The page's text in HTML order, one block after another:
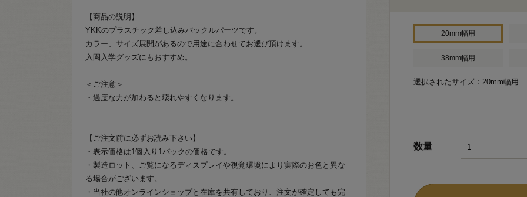
【商品の説明】
YKKのプラスチック差し込みバックルパーツです。
カラー、サイズ展開があるので用途に合わせてお選び頂けます。
入園入学グッズにもおすすめ。
＜ご注意＞
・過度な力が加わると壊れやすくなります。
【ご注文前に必ずお読み下さい】
・表示価格は1個入り1パックの価格です。
・製造ロット、ご覧になるディスプレイや視覚環境により実際のお色と異な
る場合がございます。
・当社の他オンラインショップと在庫を共有しており、注文が確定しても完
20mm幅用
38mm幅用
選択されたサイズ：20mm幅用
数量